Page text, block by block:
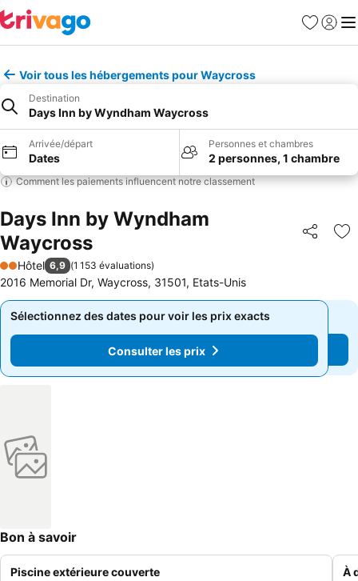
Favoris
Se
Voir tous les hébergements pour Waycross
Destination
Days Inn by Wyndham Waycross
Arrivée/départ
Dates
Personnes et chambres
2 personnes, 1 chambre
Comment les paiements influencent notre classement
Days Inn by Wyndham
Waycross
Partager
2 Étoiles
Hôtel 6,9 (1 153 évaluations)
2016 Memorial Dr, Waycross, 31501, Etats-Unis
Sélectionnez des dates pour voir les prix exacts
Consulter les prix
Sélectionnez des dates pour voir les prix exacts
Consulter les prix
Bon à savoir
Piscine extérieure couverte
À